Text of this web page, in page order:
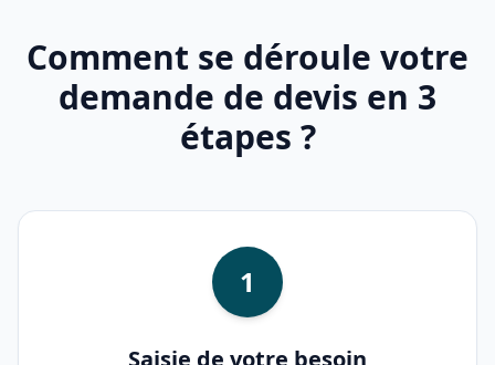
Comment se déroule votre
demande de devis en 3
étapes ?
1
Saisie de votre besoin